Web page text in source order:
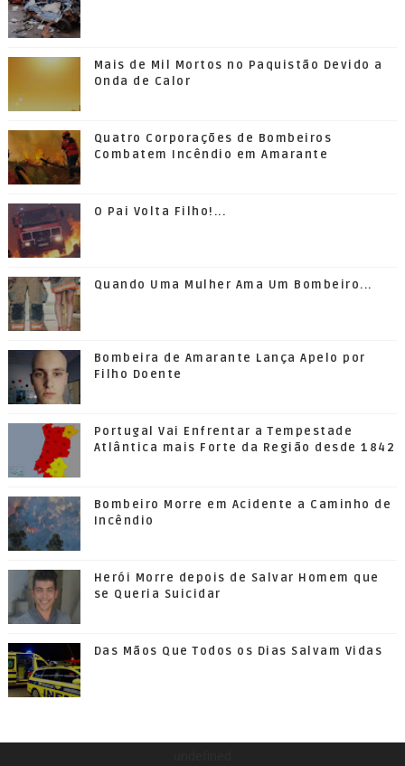
Mais de Mil Mortos no Paquistão Devido a
Onda de Calor
Quatro Corporações de Bombeiros
Combatem Incêndio em Amarante
O Pai Volta Filho!...
Quando Uma Mulher Ama Um Bombeiro...
Bombeira de Amarante Lança Apelo por
Filho Doente
Portugal Vai Enfrentar a Tempestade
Atlântica mais Forte da Região desde 1842
Bombeiro Morre em Acidente a Caminho de
Incêndio
Herói Morre depois de Salvar Homem que
se Queria Suicidar
Das Mãos Que Todos os Dias Salvam Vidas